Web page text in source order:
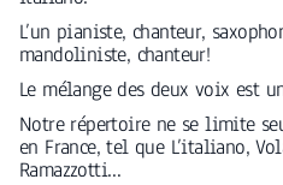
L’un pianiste, chanteur,
mandoliniste, chanteur!
Le mélange des deux voix est
Notre répertoire ne se limite
en France, tel que L’italiano,
Ramazzotti…